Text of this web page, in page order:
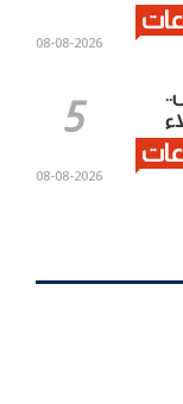
2026-08-08
2026-08-08